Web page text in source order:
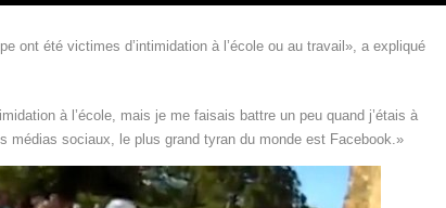
ont été victimes d’intimidation à l’école ou au travail», a expliqué
à l’école, mais je me faisais battre un peu quand j’étais à
médias sociaux, le plus grand tyran du monde est Facebook.»